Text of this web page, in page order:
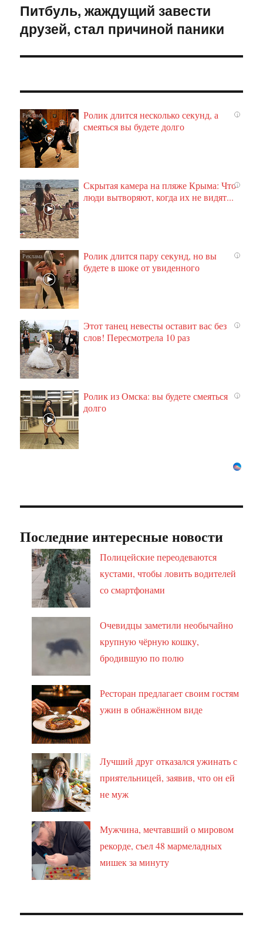
Следующая
запись:
Питбуль, жаждущий завести
друзей, стал причиной паники
i
Ролик длится несколько секунд, а
смеяться вы будете долго
i
Скрытая камера на пляже Крыма: Что
люди вытворяют, когда их не видят...
i
Ролик длится пару секунд, но вы
будете в шоке от увиденного
i
Этот танец невесты оставит вас без
слов! Пересмотрела 10 раз
i
Ролик из Омска: вы будете смеяться
долго
Последние интересные новости
Полицейские переодеваются
кустами, чтобы ловить водителей
со смартфонами
Очевидцы заметили необычайно
крупную чёрную кошку,
бродившую по полю
Ресторан предлагает своим гостям
ужин в обнажённом виде
Лучший друг отказался ужинать с
приятельницей, заявив, что он ей
не муж
Мужчина, мечтавший о мировом
рекорде, съел 48 мармеладных
мишек за минуту